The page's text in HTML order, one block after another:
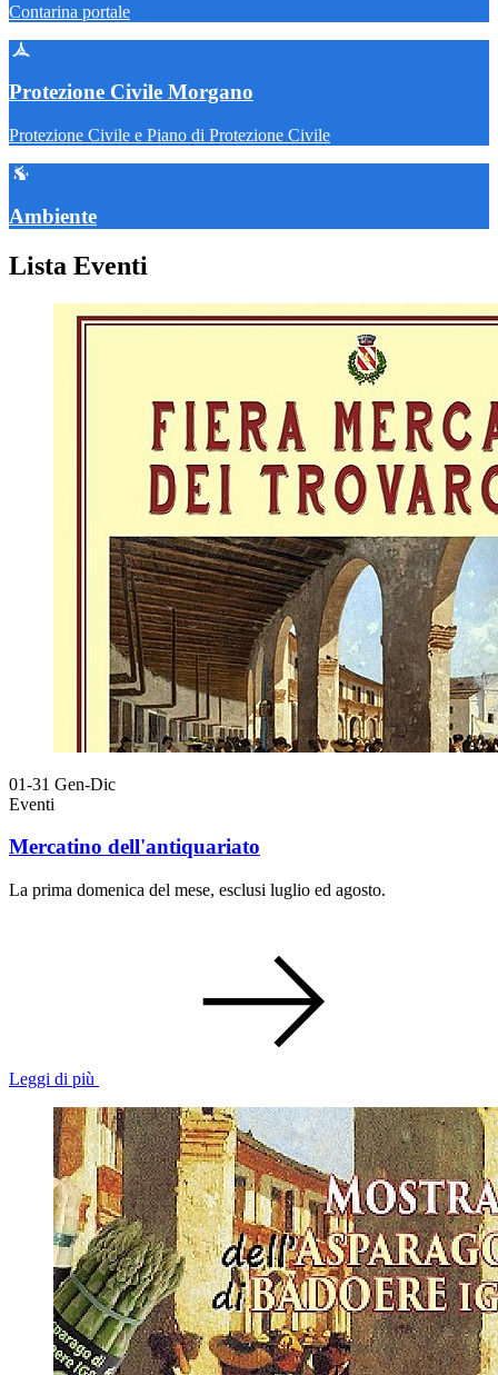
Contarina portale
Protezione Civile Morgano
Protezione Civile e Piano di Protezione Civile
Ambiente
Lista Eventi
01-31 Gen-Dic
Eventi
Mercatino dell'antiquariato
La prima domenica del mese, esclusi luglio ed agosto.
Leggi di più